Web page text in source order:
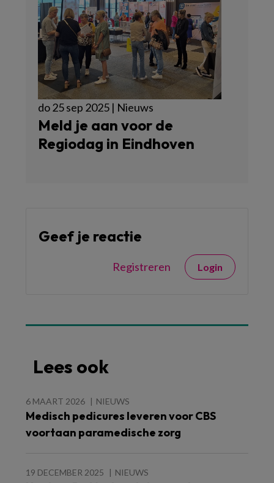
do 25 sep 2025 | Nieuws
Meld je aan voor de
Regiodag in Eindhoven
Geef je reactie
Registreren Login
Lees ook
6 MAART 2026 NIEUWS
Medisch pedicures leveren voor CBS
voortaan paramedische zorg
19 DECEMBER 2025 NIEUWS